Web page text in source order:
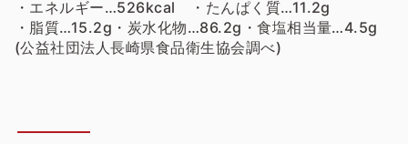
・エネルギー…526kcal ・たんぱく質…11.2g
・脂質…15.2g・炭水化物…86.2g・食塩相当量…4.5g
(公益社団法人長崎県食品衛生協会調べ)